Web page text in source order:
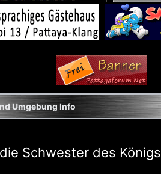
Umgebung Info
Schwester des Königs